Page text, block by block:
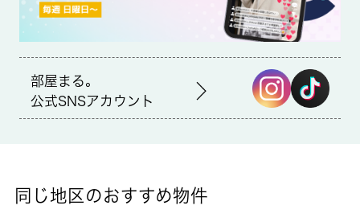
部屋まる。
公式SNSアカウント
同じ地区のおすすめ物件